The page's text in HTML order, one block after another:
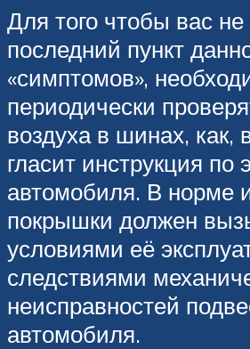
Для того чтобы вас
последний пункт
«симптомов»,
периодически
воздуха в шинах, как,
гласит инструкция по
автомобиля. В норме
покрышки должен
условиями её
следствиями
неисправностей
автомобиля.